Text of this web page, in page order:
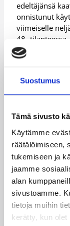
Suostumus
Tämä sivusto
Käytämme
räätälöimiseen,
tukemiseen ja
jaamme
alan
sivustoamme.
tietoja muihin
kerätty, kun olet
edeltäjänsä
onnistunut
viimeiselle
48 -tilanteessa.
Tierra
kolme
Chandrea
ennen loppua.
Lisätiedot:
Päivitetty
Henkilöt